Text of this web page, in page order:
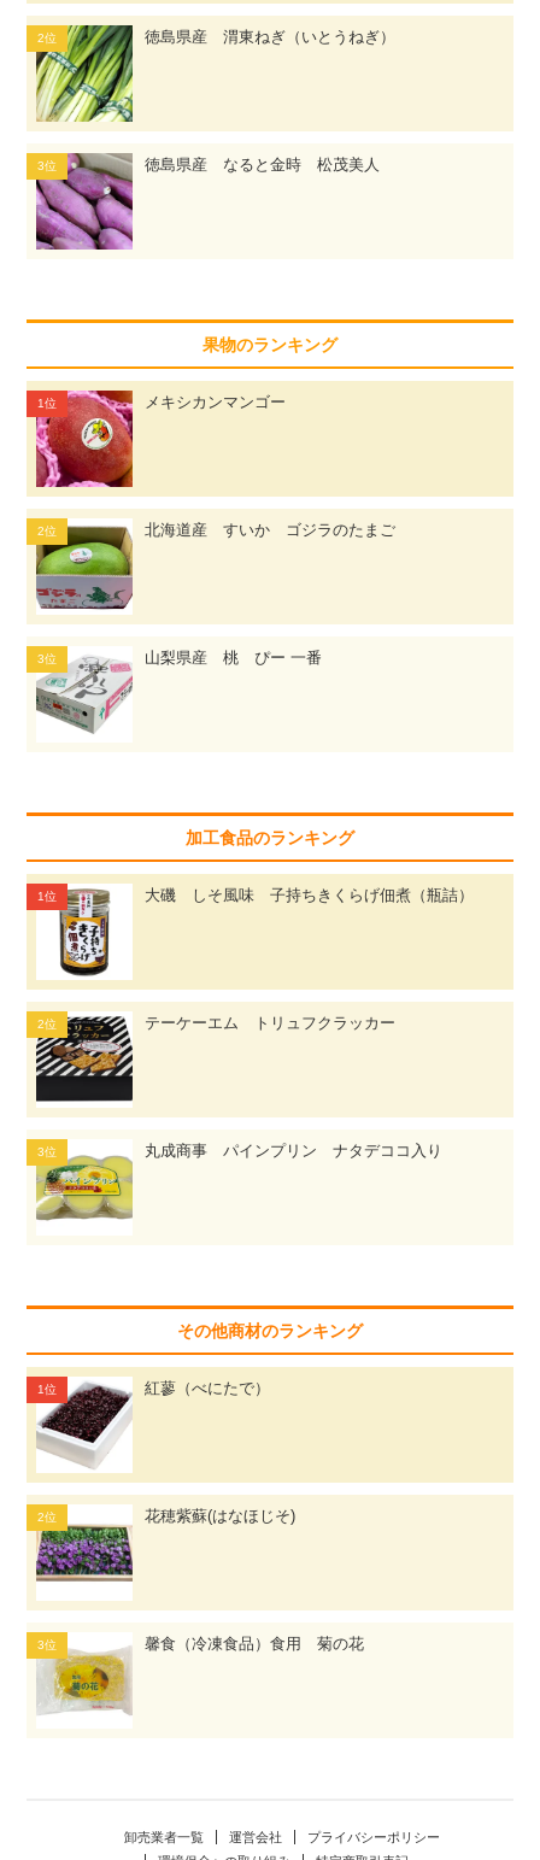
徳島県産 渭東ねぎ（いとうねぎ）
徳島県産 なると金時 松茂美人
果物のランキング
メキシカンマンゴー
北海道産 すいか ゴジラのたまご
山梨県産 桃 ぴー 一番
加工食品のランキング
大磯 しそ風味 子持ちきくらげ佃煮（瓶詰）
テーケーエム トリュフクラッカー
丸成商事 パインプリン ナタデココ入り
その他商材のランキング
紅蓼（べにたで）
花穂紫蘇(はなほじそ)
馨食（冷凍食品）食用 菊の花
卸売業者一覧 運営会社
プライバシーポリシー